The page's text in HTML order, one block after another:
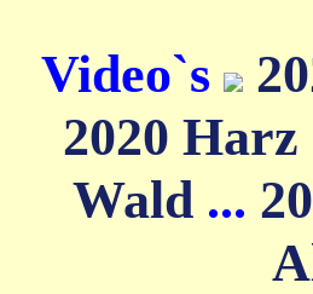
Video`s
2020 Harz
Wald ...